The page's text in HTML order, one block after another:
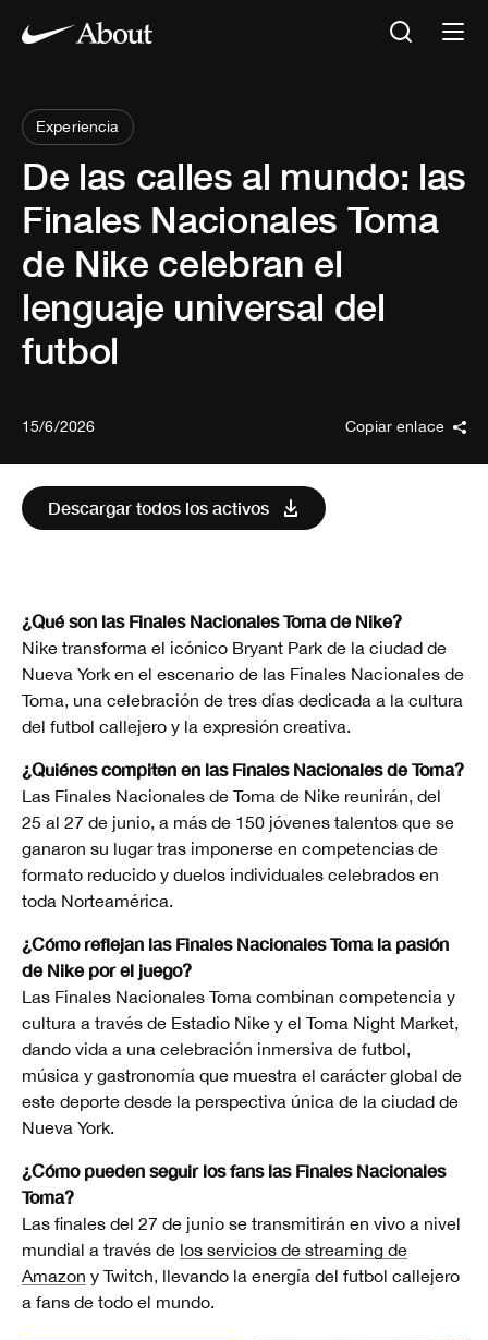
Experiencia
De las calles al mundo: las
Finales Nacionales Toma
de Nike celebran el
lenguaje universal del
futbol
15/6/2026 Copiar enlace
Descargar todos los activos
¿Qué son las Finales Nacionales Toma de Nike?
Nike transforma el icónico Bryant Park de la ciudad de
Nueva York en el escenario de las Finales Nacionales de
Toma, una celebración de tres días dedicada a la cultura
del futbol callejero y la expresión creativa.
¿Quiénes compiten en las Finales Nacionales de Toma?
Las Finales Nacionales de Toma de Nike reunirán, del
25 al 27 de junio, a más de 150 jóvenes talentos que se
ganaron su lugar tras imponerse en competencias de
formato reducido y duelos individuales celebrados en
toda Norteamérica.
¿Cómo reflejan las Finales Nacionales Toma la pasión
de Nike por el juego?
Las Finales Nacionales Toma combinan competencia y
cultura a través de Estadio Nike y el Toma Night Market,
dando vida a una celebración inmersiva de futbol,
música y gastronomía que muestra el carácter global de
este deporte desde la perspectiva única de la ciudad de
Nueva York.
¿Cómo pueden seguir los fans las Finales Nacionales
Toma?
Las finales del 27 de junio se transmitirán en vivo a nivel
mundial a través de los servicios de streaming de
Amazon y Twitch, llevando la energía del futbol callejero
a fans de todo el mundo.